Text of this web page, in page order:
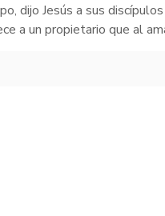
dijo Jesús a sus
a un propietario que al